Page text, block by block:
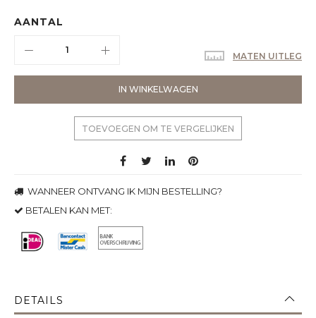
AANTAL
IN WINKELWAGEN
MATEN UITLEG
TOEVOEGEN OM TE VERGELIJKEN
WANNEER ONTVANG IK MIJN BESTELLING?
BETALEN KAN MET:
DETAILS